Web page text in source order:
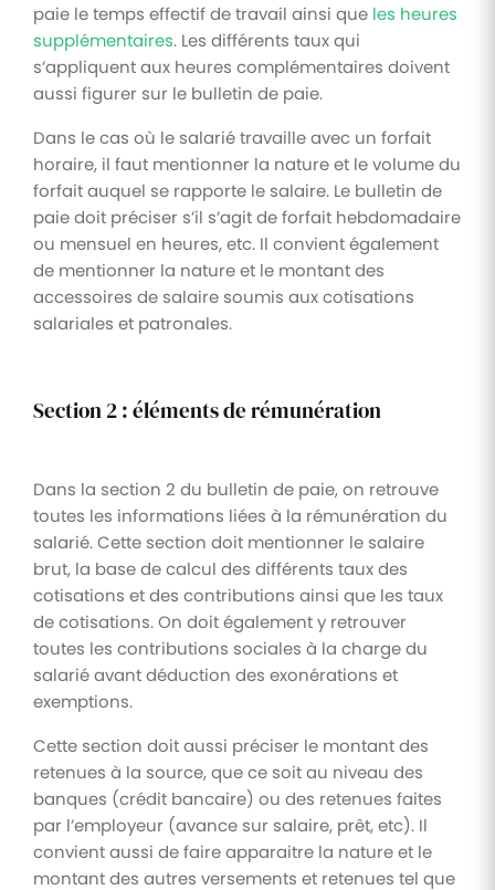
paie le temps effectif de travail ainsi que les heures
supplémentaires. Les différents taux qui
s’appliquent aux heures complémentaires doivent
aussi figurer sur le bulletin de paie.
Dans le cas où le salarié travaille avec un forfait
horaire, il faut mentionner la nature et le volume du
forfait auquel se rapporte le salaire. Le bulletin de
paie doit préciser s’il s’agit de forfait hebdomadaire
ou mensuel en heures, etc. Il convient également
de mentionner la nature et le montant des
accessoires de salaire soumis aux cotisations
salariales et patronales.
Section 2 : éléments de rémunération
Dans la section 2 du bulletin de paie, on retrouve
toutes les informations liées à la rémunération du
salarié. Cette section doit mentionner le salaire
brut, la base de calcul des différents taux des
cotisations et des contributions ainsi que les taux
de cotisations. On doit également y retrouver
toutes les contributions sociales à la charge du
salarié avant déduction des exonérations et
exemptions.
Cette section doit aussi préciser le montant des
retenues à la source, que ce soit au niveau des
banques (crédit bancaire) ou des retenues faites
par l’employeur (avance sur salaire, prêt, etc). Il
convient aussi de faire apparaitre la nature et le
montant des autres versements et retenues tel que